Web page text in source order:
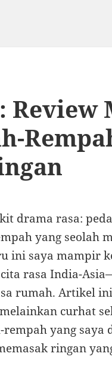
Review
drama rasa:
yang seolah
ini saya mampir
rasa India-
rumah. Artikel
curhat
yang saya
ringan